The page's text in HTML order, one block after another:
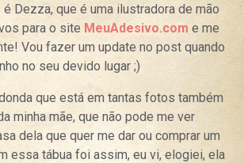
Dezza, que é uma ilustradora de mão
para o site MeuAdesivo.com e me
Vou fazer um update no post quando
no seu devido lugar ;)
que está em tantas fotos também
minha mãe, que não pode me ver
dela que quer me dar ou comprar um
essa tábua foi assim, eu vi, elogiei, ela